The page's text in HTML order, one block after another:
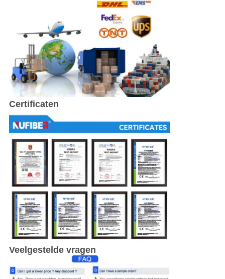
Certificaten
Veelgestelde vragen